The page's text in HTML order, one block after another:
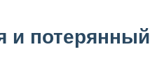
и потерянный